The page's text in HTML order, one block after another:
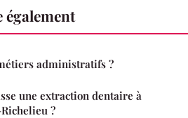
administratifs ?
une extraction dentaire à
?